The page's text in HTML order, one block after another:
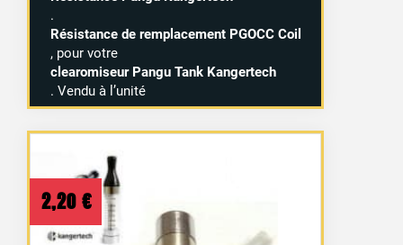
.
Résistance de remplacement PGOCC Coil
, pour votre
clearomiseur Pangu Tank Kangertech
. Vendu à l’unité
2,20 €